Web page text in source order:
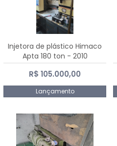
Injetora de plástico Himaco
Apta 180 ton - 2010
R$ 105.000,00
Lançamento